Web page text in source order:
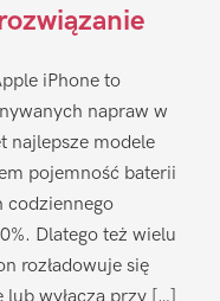
iPhone to
napraw w
najlepsze modele
pojemność baterii
codziennego
Dlatego też wielu
rozładowuje się